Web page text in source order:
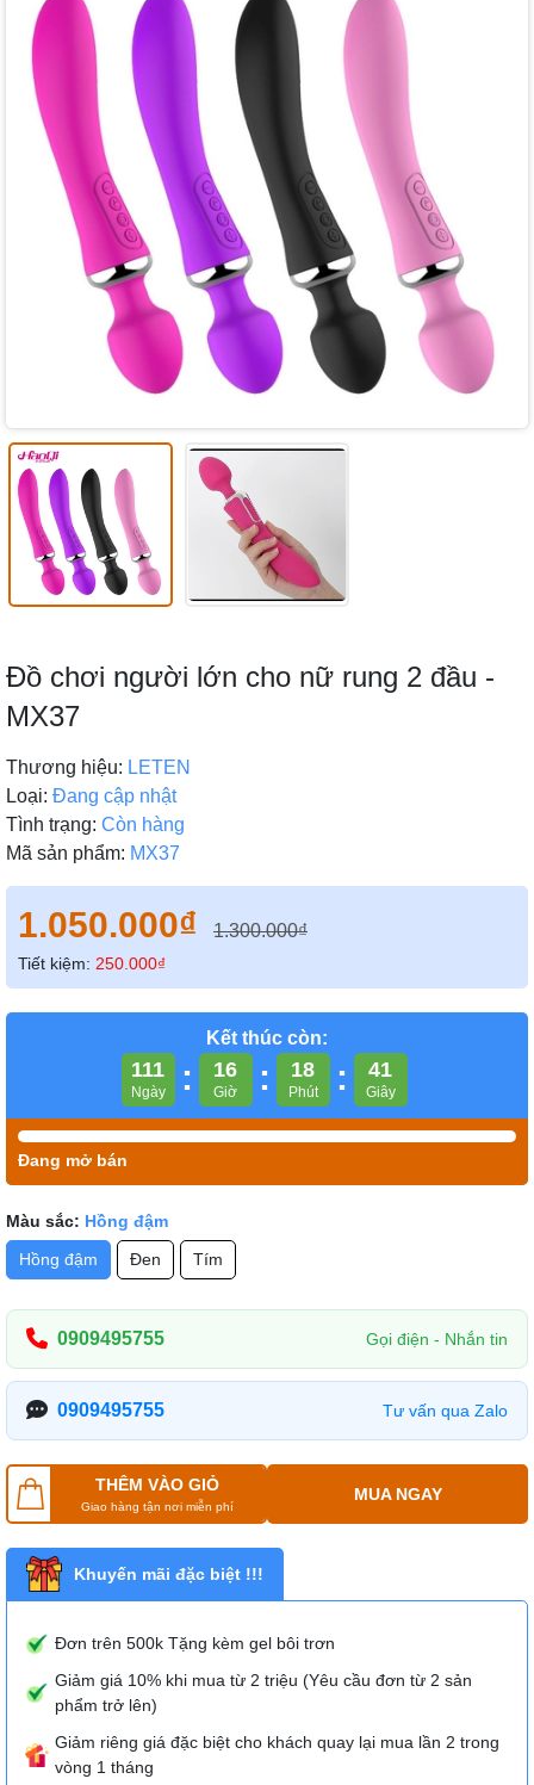
Đồ chơi người lớn cho nữ rung 2 đầu -
MX37
Thương hiệu: LETEN
Loại: Đang cập nhật
Tình trạng: Còn hàng
Mã sản phẩm: MX37
1.050.000₫ 1.300.000₫
Tiết kiệm: 250.000₫
Kết thúc còn:
111
Ngày : 16
Giờ : 18
Phút : 40
Giây
Đang mở bán
Màu sắc: Hồng đậm
Hồng đậm
Đen Tím
0909495755 Gọi điện - Nhắn tin
0909495755 Tư vấn qua Zalo
THÊM VÀO GIỎ
Giao hàng tận nơi miễn phí
MUA NGAY
Khuyến mãi đặc biệt !!!
Đơn trên 500k Tặng kèm gel bôi trơn
Giảm giá 10% khi mua từ 2 triệu (Yêu cầu đơn từ 2 sản
phẩm trở lên)
Giảm riêng giá đặc biệt cho khách quay lại mua lần 2 trong
vòng 1 tháng